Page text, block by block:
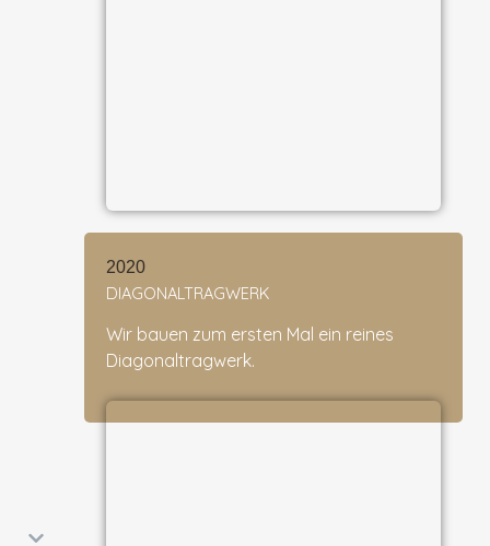
2020
DIAGONALTRAGWERK
Wir bauen zum ersten Mal ein reines
Diagonaltragwerk.